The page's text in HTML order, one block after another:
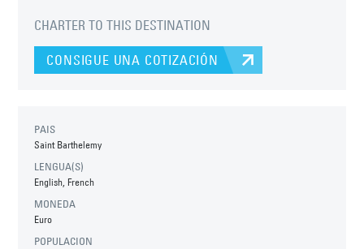
CHARTER TO THIS DESTINATION
CONSIGUE UNA COTIZACIÓN
PAIS
Saint Barthelemy
LENGUA(S)
English, French
MONEDA
Euro
POPULACION